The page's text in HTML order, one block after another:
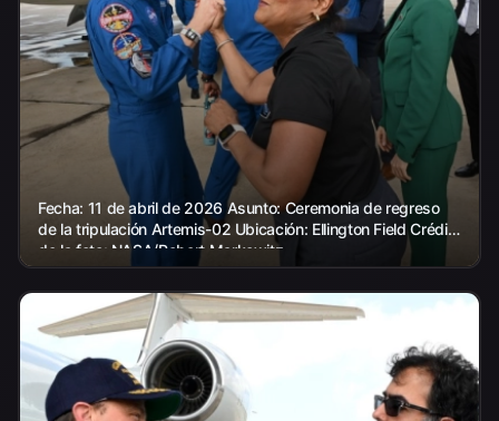
Fecha: 11 de abril de 2026 Asunto: Ceremonia de regreso
de la tripulación Artemis-02 Ubicación: Ellington Field Crédito
de la foto: NASA/Robert Markowitz